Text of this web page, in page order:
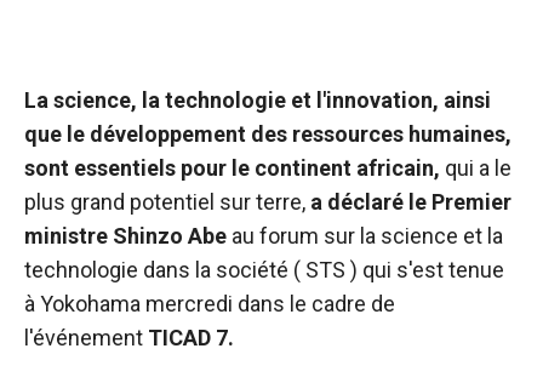
La science, la technologie et l'innovation, ainsi
que le développement des ressources humaines,
sont essentiels pour le continent africain, qui a le
plus grand potentiel sur terre, a déclaré le Premier
ministre Shinzo Abe au forum sur la science et la
technologie dans la société ( STS ) qui s'est tenue
à Yokohama mercredi dans le cadre de
l'événement TICAD 7.
de la manière
dont le site
Expérience
Afin que notre
site web
fonctionne au
mieux pendant